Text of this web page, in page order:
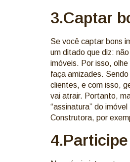
3.Captar
Se você captar bons
um ditado que diz:
imóveis. Por isso,
faça amizades.
clientes, e com isso,
vai atrair. Portanto,
“assinatura” do
Construtora, por